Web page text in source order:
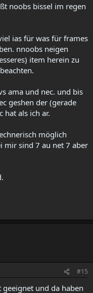
noobs bissel im regen
ias für was für frames
nnoobs neigen
item herein zu
ama und nec. und bis
geshen der (gerade
hat als ich ar.
möglich
mir sind 7 au net 7 aber
#15
und da haben